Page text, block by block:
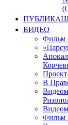
ВИДЕО
Фильм
В
Фильм